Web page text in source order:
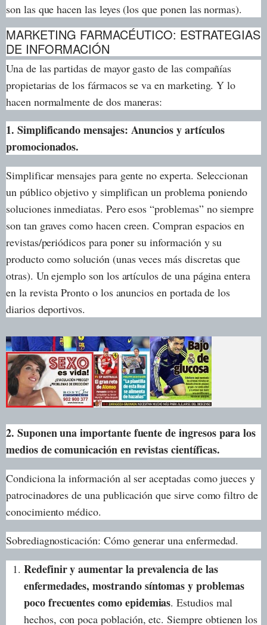
son las que hacen las leyes (los que ponen las normas).
MARKETING FARMACÉUTICO: ESTRATEGIAS
DE INFORMACIÓN
Una de las partidas de mayor gasto de las compañías
propietarias de los fármacos se va en marketing. Y lo
hacen normalmente de dos maneras:
1. Simplificando mensajes: Anuncios y artículos
promocionados.
Simplificar mensajes para gente no experta. Seleccionan
un público objetivo y simplifican un problema poniendo
soluciones inmediatas. Pero esos “problemas” no siempre
son tan graves como hacen creen. Compran espacios en
revistas/periódicos para poner su información y su
producto como solución (unas veces más discretas que
otras). Un ejemplo son los artículos de una página entera
en la revista Pronto o los anuncios en portada de los
diarios deportivos.
2. Suponen una importante fuente de ingresos para los
medios de comunicación en revistas científicas.
Condiciona la información al ser aceptadas como jueces y
patrocinadores de una publicación que sirve como filtro de
conocimiento médico.
Sobrediagnosticación: Cómo generar una enfermedad.
Redefinir y aumentar la prevalencia de las
enfermedades, mostrando síntomas y problemas
poco frecuentes como epidemias. Estudios mal
hechos, con poca población, etc. Siempre obtienen los